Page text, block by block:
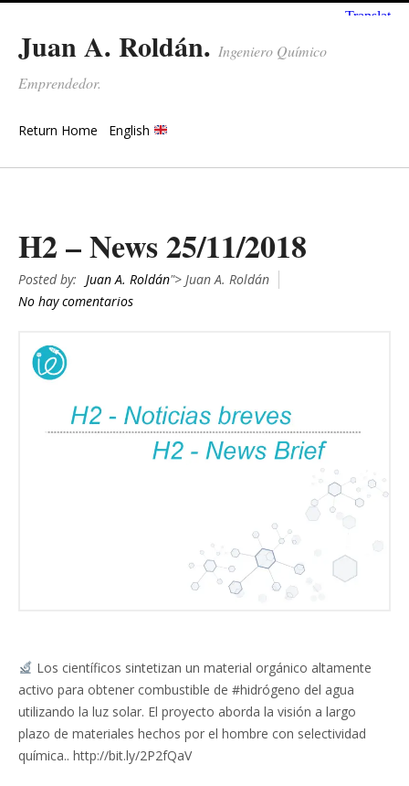
Juan A. Roldán. Ingeniero Químico
Emprendedor.
Return Home English
H2 – News 25/11/2018
Posted by: Juan A. Roldán"> Juan A. Roldán
No hay comentarios
Los científicos sintetizan un material orgánico altamente
activo para obtener combustible de #hidrógeno del agua
utilizando la luz solar. El proyecto aborda la visión a largo
plazo de materiales hechos por el hombre con selectividad
química.. http://bit.ly/2P2fQaV